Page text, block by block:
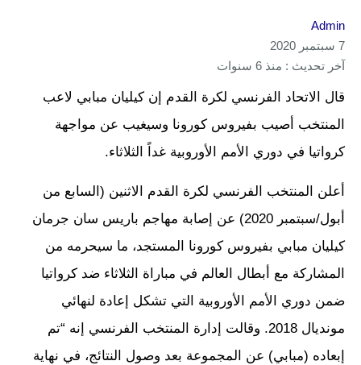
Admin
7 سبتمبر 2020
آخر تحديث : منذ 6 سنوات
قال الاتحاد الفرنسي لكرة القدم إن كيليان مبابي لاعب
المنتخب أصيب بفيروس كورونا وسيغيب عن مواجهة
كرواتيا في دوري الأمم الأوروبية غداً الثلاثاء.
أعلن المنتخب الفرنسي لكرة القدم الاثنين (السابع من
أبول/سبتمبر 2020) عن إصابة مهاجم باريس سان جرمان
كيليان مبابي بفيروس كورونا المستجد، ما سيحرمه من
المشاركة مع أبطال العالم في مباراة الثلاثاء ضد كرواتيا
ضمن دوري الأمم الأوروبية التي تشكل إعادة لنهائي
مونديال 2018. وقالت إدارة المنتخب الفرنسي إنه “تم
إبعاده (مبابي) عن المجموعة بعد وصول النتائج، في نهاية